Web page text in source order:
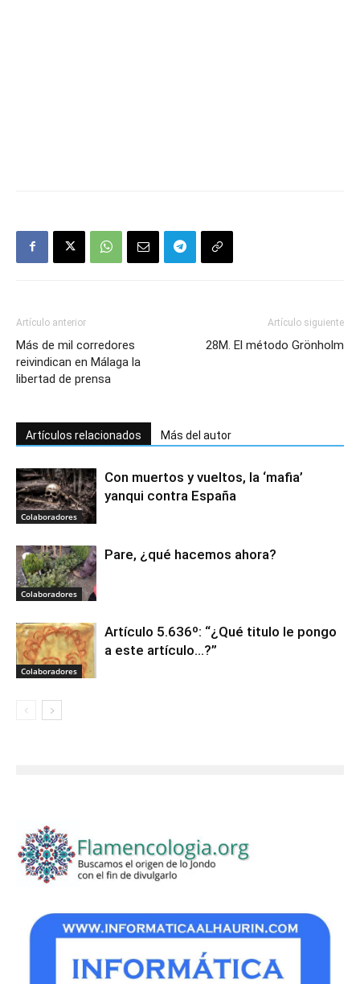
Artículo anterior
Más de mil corredores
reivindican en Málaga la
libertad de prensa
Artículo siguiente
28M. El método Grönholm
Artículos relacionados Más del autor
Colaboradores
Con muertos y vueltos, la ‘mafia’
yanqui contra España
Colaboradores
Pare, ¿qué hacemos ahora?
Colaboradores
Artículo 5.636º: “¿Qué titulo le pongo
a este artículo…?”